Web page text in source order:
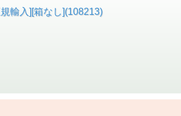
輸入][箱なし](108213)